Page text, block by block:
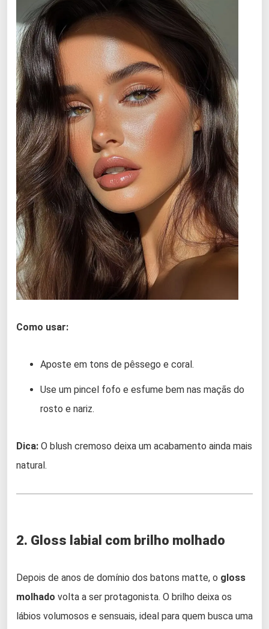
Como usar:
Aposte em tons de pêssego e coral.
Use um pincel fofo e esfume bem nas maçãs do
rosto e nariz.
Dica: O blush cremoso deixa um acabamento ainda mais
natural.
2. Gloss labial com brilho molhado
Depois de anos de domínio dos batons matte, o gloss
molhado volta a ser protagonista. O brilho deixa os
lábios volumosos e sensuais, ideal para quem busca uma